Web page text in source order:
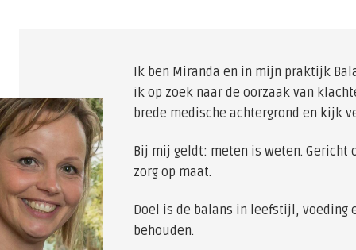
Ik ben Miranda en in mijn praktijk
ik op zoek naar de oorzaak van
brede medische achtergrond en kijk
Bij mij geldt: meten is weten. Gericht
zorg op maat.
Doel is de balans in leefstijl, voeding
behouden.